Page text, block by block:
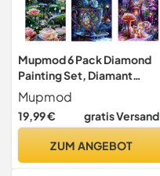
Mupmod 6 Pack Diamond
Painting Set, Diamant
Painting Bilder DIY
Erwachsene Wohnzimmer
Schlafzimmer Büro Eingang
Mupmod
19,99 € gratis Versand
ZUM ANGEBOT